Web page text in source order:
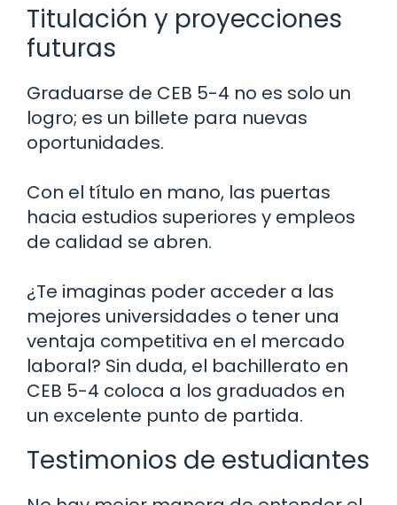
Titulación y proyecciones
futuras
Graduarse de CEB 5-4 no es solo un
logro; es un billete para nuevas
oportunidades.
Con el título en mano, las puertas
hacia estudios superiores y empleos
de calidad se abren.
¿Te imaginas poder acceder a las
mejores universidades o tener una
ventaja competitiva en el mercado
laboral? Sin duda, el bachillerato en
CEB 5-4 coloca a los graduados en
un excelente punto de partida.
Testimonios de estudiantes